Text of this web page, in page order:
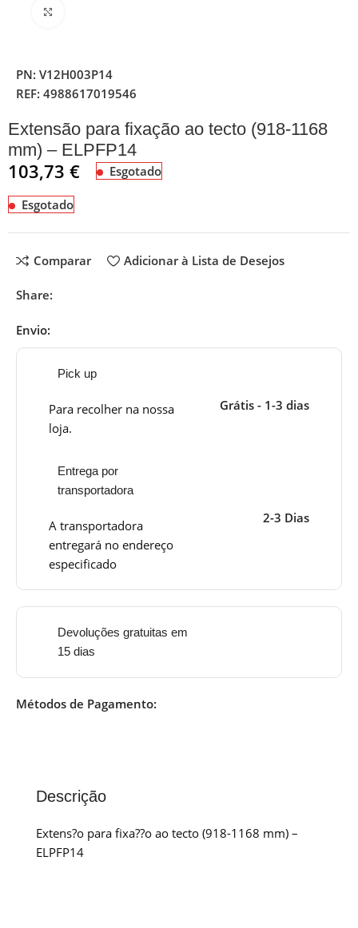
PN:V12H003P14
REF:4988617019546
Extensão para fixação ao tecto (918-1168
mm) – ELPFP14
103,73€ Esgotado
Esgotado
Comparar Adicionar à Lista de Desejos
Share:
Envio:
Pick up
Para recolher na nossa
loja.
Grátis - 1-3 dias
Entrega por
transportadora
A transportadora
entregará no endereço
especificado
2-3 Dias
Devoluções gratuitas em
15 dias
Métodos de Pagamento:
Descrição
Extens?o para fixa??o ao tecto (918-1168 mm) –
ELPFP14